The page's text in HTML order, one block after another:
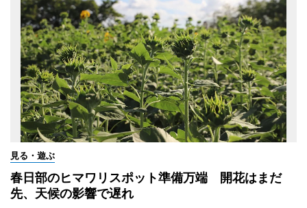
見る・遊ぶ
春日部のヒマワリスポット準備万端 開花はまだ
先、天候の影響で遅れ